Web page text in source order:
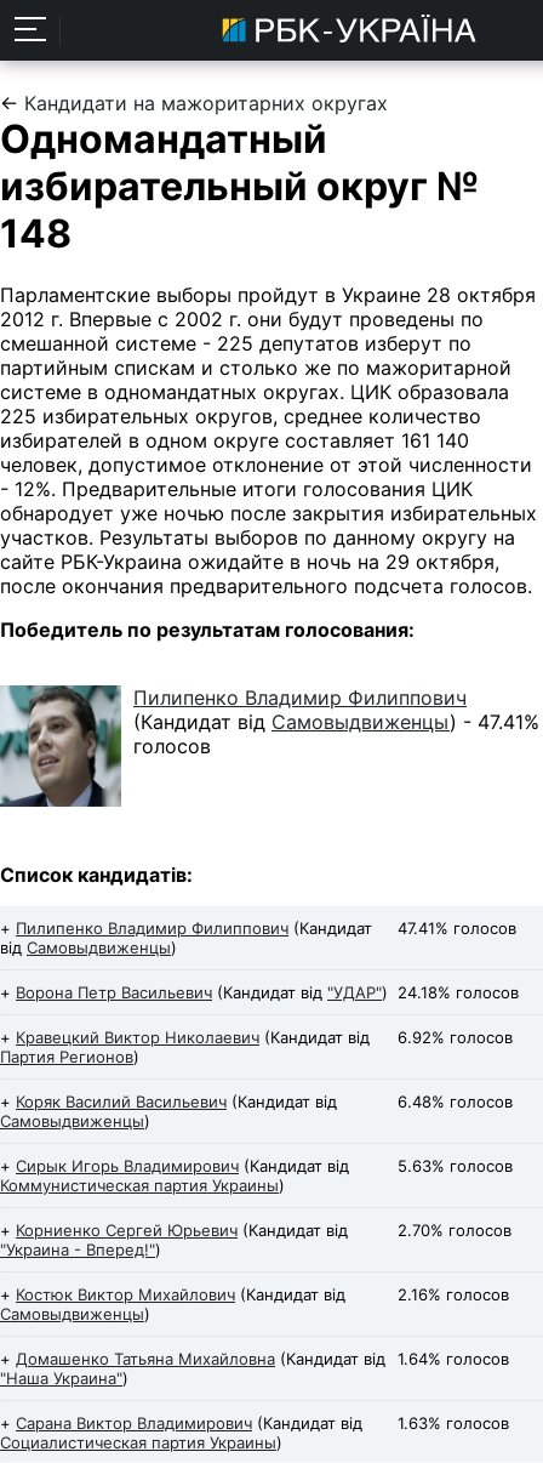
← Кандидати на мажоритарних округах
Одномандатный
избирательный округ №
148
Парламентские выборы пройдут в Украине 28 октября
2012 г. Впервые с 2002 г. они будут проведены по
смешанной системе - 225 депутатов изберут по
партийным спискам и столько же по мажоритарной
системе в одномандатных округах. ЦИК образовала
225 избирательных округов, среднее количество
избирателей в одном округе составляет 161 140
человек, допустимое отклонение от этой численности
- 12%. Предварительные итоги голосования ЦИК
обнародует уже ночью после закрытия избирательных
участков. Результаты выборов по данному округу на
сайте РБК-Украина ожидайте в ночь на 29 октября,
после окончания предварительного подсчета голосов.
Победитель по результатам голосования:
Пилипенко Владимир Филиппович
(Кандидат від Самовыдвиженцы) - 47.41%
голосов
Список кандидатів:
+ 47.41% голосов
Пилипенко Владимир Филиппович (Кандидат
від Самовыдвиженцы)
+ 24.18% голосов
Ворона Петр Васильевич (Кандидат від "УДАР")
+ 6.92% голосов
Кравецкий Виктор Николаевич (Кандидат від
Партия Регионов)
+ 6.48% голосов
Коряк Василий Васильевич (Кандидат від
Самовыдвиженцы)
+ 5.63% голосов
Сирык Игорь Владимирович (Кандидат від
Коммунистическая партия Украины)
+ 2.70% голосов
Корниенко Сергей Юрьевич (Кандидат від
"Украина - Вперед!")
+ 2.16% голосов
Костюк Виктор Михайлович (Кандидат від
Самовыдвиженцы)
+ 1.64% голосов
Домашенко Татьяна Михайловна (Кандидат від
"Наша Украина")
+ 1.63% голосов
Сарана Виктор Владимирович (Кандидат від
Социалистическая партия Украины)